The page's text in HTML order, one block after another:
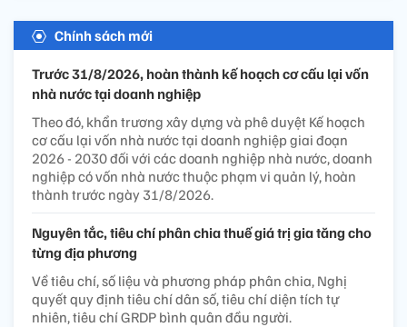
Chính sách mới
Trước 31/8/2026, hoàn thành kế hoạch cơ cấu lại vốn
nhà nước tại doanh nghiệp
Theo đó, khẩn trương xây dựng và phê duyệt Kế hoạch
cơ cấu lại vốn nhà nước tại doanh nghiệp giai đoạn
2026 - 2030 đối với các doanh nghiệp nhà nước, doanh
nghiệp có vốn nhà nước thuộc phạm vi quản lý, hoàn
thành trước ngày 31/8/2026.
Nguyên tắc, tiêu chí phân chia thuế giá trị gia tăng cho
từng địa phương
Về tiêu chí, số liệu và phương pháp phân chia, Nghị
quyết quy định tiêu chí dân số, tiêu chí diện tích tự
nhiên, tiêu chí GRDP bình quân đầu người.